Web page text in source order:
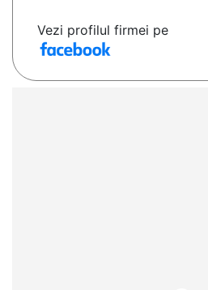
Vezi profilul firmei pe